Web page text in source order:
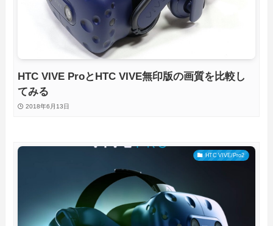
HTC VIVE ProとHTC VIVE無印版の画質を比較し
てみる
2018年6月13日
HTC VIVE/Pro2